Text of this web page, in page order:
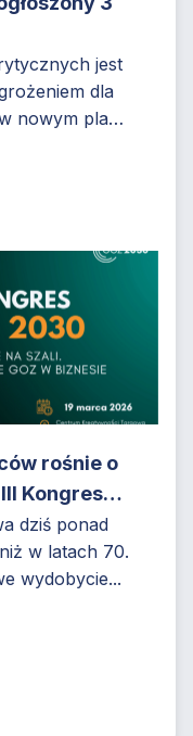
jest
dla
nowym planie
rośnie o
Kongres
dziś ponad
w latach 70.
wydobycie...